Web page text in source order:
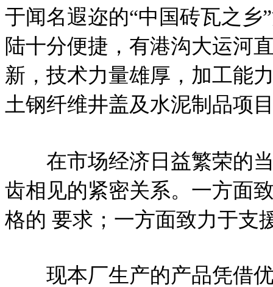
于闻名遐迩的“中国砖瓦之
陆十分便捷，有港沟大运河
新，技术力量雄厚，加工能
土钢纤维井盖及水泥制品项
在市场经济日益繁荣的当
齿相见的紧密关系。一方面
格的 要求；一方面致力于支
现本厂生产的产品凭借优